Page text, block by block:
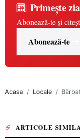
Primește
Abonează-te și
Abonează-te
Acasa Locale
ARTICOLE